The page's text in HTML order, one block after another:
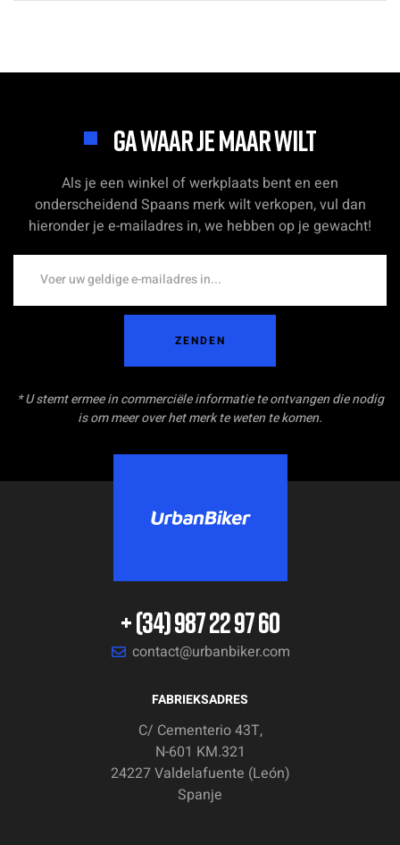
GA WAAR JE MAAR WILT
Als je een winkel of werkplaats bent en een
onderscheidend Spaans merk wilt verkopen, vul dan
hieronder je e-mailadres in, we hebben op je gewacht!
ZENDEN
* U stemt ermee in commerciële informatie te ontvangen die nodig
is om meer over het merk te weten te komen.
+ (34) 987 22 97 60
contact@urbanbiker.com
FABRIEKSADRES
C/ Cementerio 43T,
N-601 KM.321
24227 Valdelafuente (León)
Spanje